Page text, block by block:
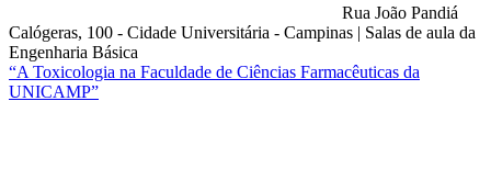
Rua João Pandiá
Calógeras, 100 - Cidade Universitária - Campinas | Salas de aula da
Engenharia Básica
“A Toxicologia na Faculdade de Ciências Farmacêuticas da
UNICAMP”